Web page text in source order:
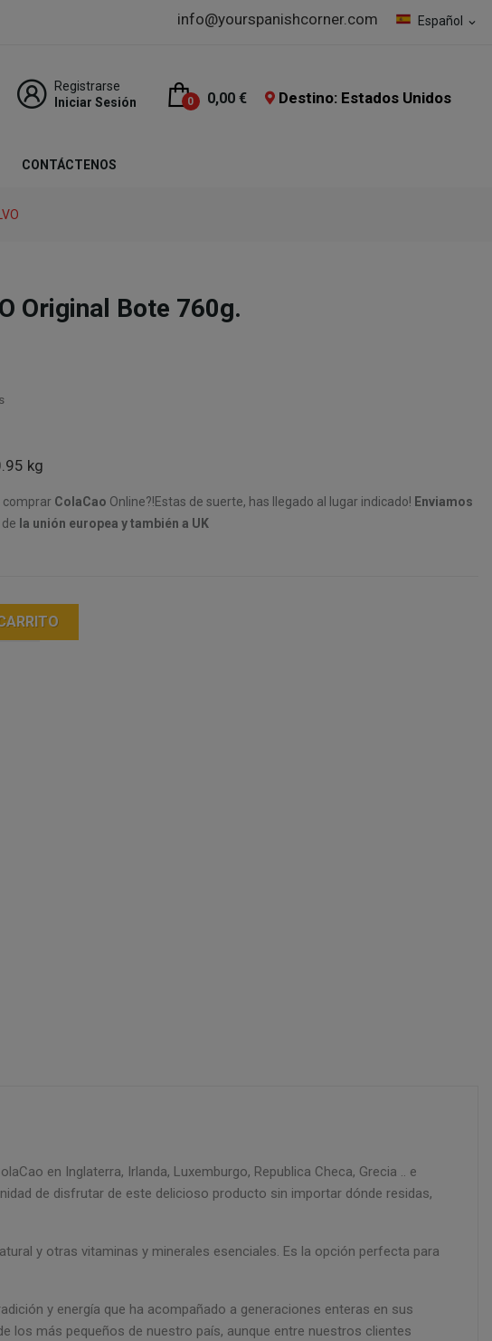
Español expand_more
info@yourspanishcorner.com
Registrarse
Iniciar Sesión
0 0,00 € Destino: Estados Unidos
CONTÁCTENOS
Original Bote 760g.
kg
comprar ColaCao Online?!Estas de suerte, has llegado al lugar indicado! Enviamos
la unión europea y también a UK
en Inglaterra, Irlanda, Luxemburgo, Republica Checa, Grecia .. e
de disfrutar de este delicioso producto sin importar dónde residas,
y otras vitaminas y minerales esenciales. Es la opción perfecta para
y energía que ha acompañado a generaciones enteras en sus
los más pequeños de nuestro país, aunque entre nuestros clientes